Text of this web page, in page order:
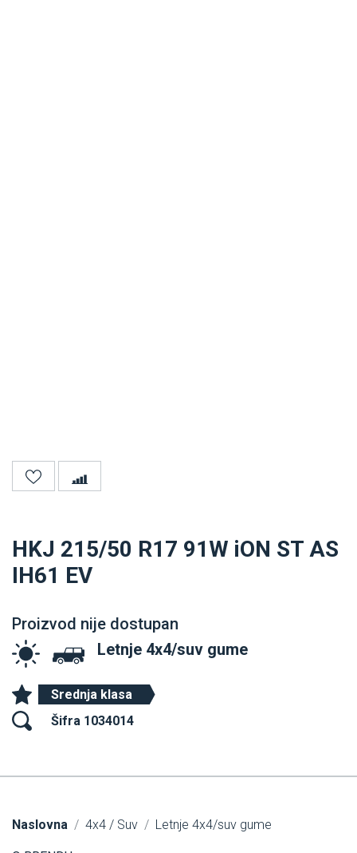
HKJ 215/50 R17 91W iON ST AS
IH61 EV
Proizvod nije dostupan
Letnje 4x4/suv gume
Srednja klasa
Šifra 1034014
Naslovna 4x4 / Suv Letnje 4x4/suv gume